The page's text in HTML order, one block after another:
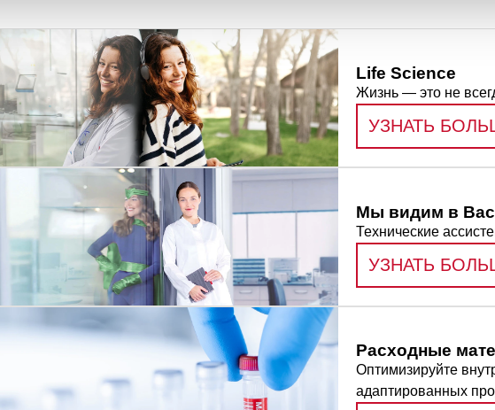
Life Science
Жизнь — это не
УЗНАТЬ
Мы видим в Вас
Технические
УЗНАТЬ
Расходные
Оптимизируйте
адаптированных